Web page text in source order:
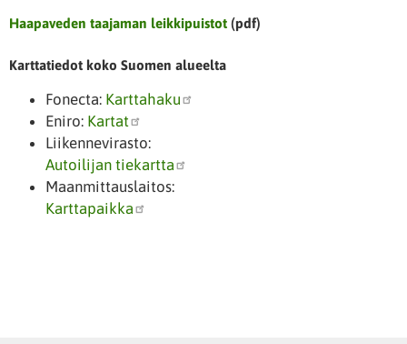
Haapaveden taajaman leikkipuistot (pdf)
Karttatiedot koko Suomen alueelta
Fonecta: Karttahaku
Eniro: Kartat
Liikennevirasto:
Autoilijan tiekartta
Maanmittauslaitos:
Karttapaikka